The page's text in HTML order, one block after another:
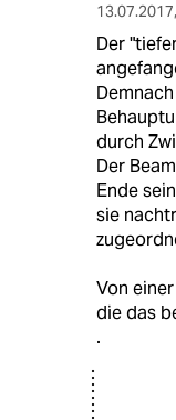
13.07.2017,
Der
durch
Der
Ende
sie
Von
die das
.